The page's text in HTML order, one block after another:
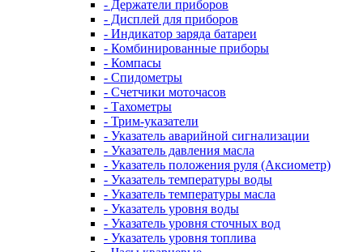
- Держатели приборов
- Дисплей для приборов
- Индикатор заряда батареи
- Комбинированные приборы
- Компасы
- Спидометры
- Счетчики моточасов
- Тахометры
- Трим-указатели
- Указатель аварийной сигнализации
- Указатель давления масла
- Указатель положения руля (Аксиометр)
- Указатель температуры воды
- Указатель температуры масла
- Указатель уровня воды
- Указатель уровня сточных вод
- Указатель уровня топлива